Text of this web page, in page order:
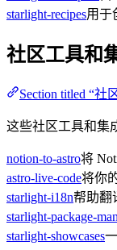
starlight-recipes用于
社区工具和
Section titled “社
这些社区工具和集
notion-to-astro将
astro-live-code将你
starlight-i18n帮助翻
starlight-package-
starlight-showcases